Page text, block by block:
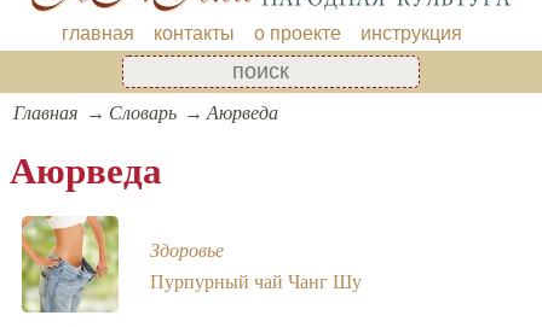
главная контакты о проекте инструкция
Главная Словарь Аюрведа
Аюрведа
Здоровье
Пурпурный чай Чанг Шу